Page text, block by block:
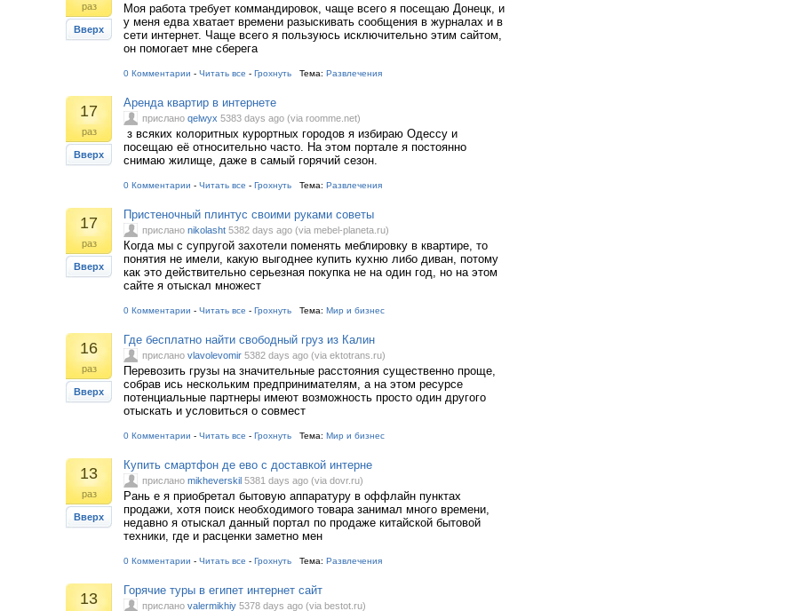
раз
Вверх
Моя работа требует коммандировок, чаще всего я посещаю Донецк, и
у меня едва хватает времени разыскивать сообщения в журналах и в
сети интернет. Чаще всего я пользуюсь исключительно этим сайтом,
он помогает мне сберега
0 Комментарии - Читать все - Грохнуть Тема: Развлечения
17
раз
Вверх
Аренда квартир в интернете
прислано qelwyx 5383 days ago (via roomme.net)
з всяких колоритных курортных городов я избираю Одессу и
посещаю её относительно часто. На этом портале я постоянно
снимаю жилище, даже в самый горячий сезон.
0 Комментарии - Читать все - Грохнуть Тема: Развлечения
17
раз
Вверх
Пристеночный плинтус своими руками советы
прислано nikolasht 5382 days ago (via mebel-planeta.ru)
Когда мы с супругой захотели поменять меблировку в квартире, то
понятия не имели, какую выгоднее купить кухню либо диван, потому
как это действительно серьезная покупка не на один год, но на этом
сайте я отыскал множест
0 Комментарии - Читать все - Грохнуть Тема: Мир и бизнес
16
раз
Вверх
Где бесплатно найти свободный груз из Калин
прислано vlavolevomir 5382 days ago (via ektotrans.ru)
Перевозить грузы на значительные расстояния существенно проще,
собрав ись нескольким предпринимателям, а на этом ресурсе
потенциальные партнеры имеют возможность просто один другого
отыскать и условиться о совмест
0 Комментарии - Читать все - Грохнуть Тема: Мир и бизнес
13
раз
Вверх
Купить смартфон де ево с доставкой интерне
прислано mikheverskil 5381 days ago (via dovr.ru)
Рань е я приобретал бытовую аппаратуру в оффлайн пунктах
продажи, хотя поиск необходимого товара занимал много времени,
недавно я отыскал данный портал по продаже китайской бытовой
техники, где и расценки заметно мен
0 Комментарии - Читать все - Грохнуть Тема: Развлечения
13 Горячие туры в египет интернет сайт
прислано valermikhiy 5378 days ago (via bestot.ru)